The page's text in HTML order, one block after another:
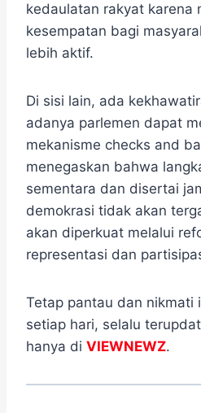
kedaulatan rakyat karena
kesempatan bagi
lebih aktif.
Di sisi lain, ada
adanya parlemen dapat
mekanisme checks and
menegaskan bahwa
sementara dan disertai
demokrasi tidak akan
akan diperkuat melalui
representasi dan
Tetap pantau dan nikmati
setiap hari, selalu
hanya di VIEWNEWZ.